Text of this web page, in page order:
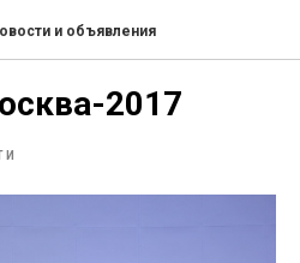
и объявления
2017